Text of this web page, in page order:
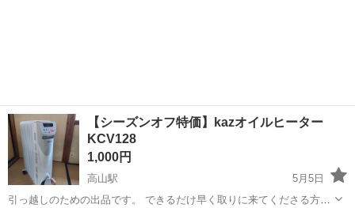
【シーズンオフ特価】kazオイルヒーター
KCV128
1,000円
高山駅
5月5日
引っ越しのための出品です。 できるだけ早く取りに来てくださる方限